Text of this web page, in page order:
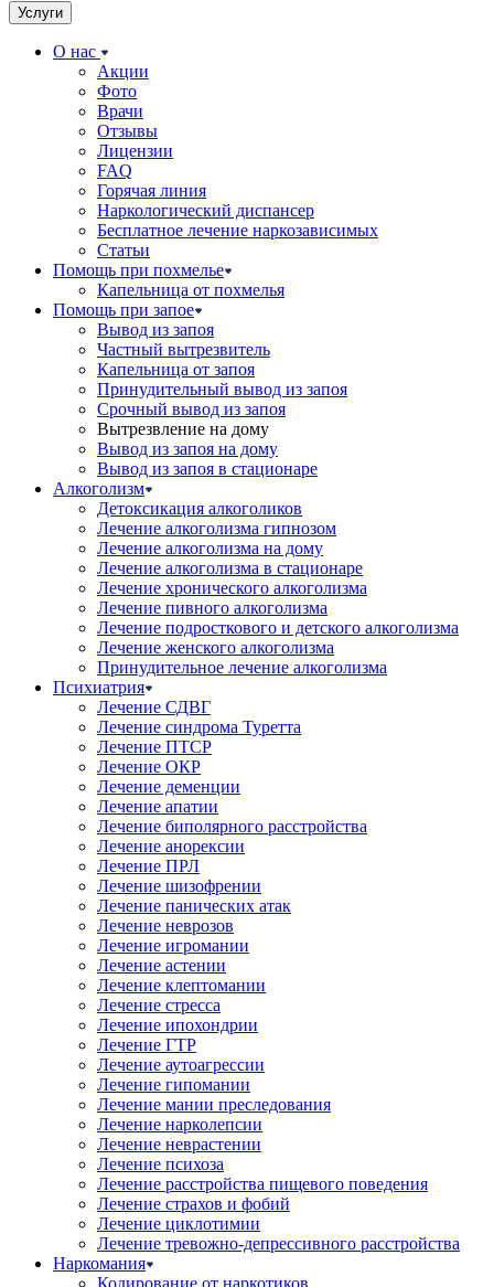
Услуги
О нас
Акции
Фото
Врачи
Отзывы
Лицензии
FAQ
Горячая линия
Наркологический диспансер
Бесплатное лечение наркозависимых
Статьи
Помощь при похмелье
Капельница от похмелья
Помощь при запое
Вывод из запоя
Частный вытрезвитель
Капельница от запоя
Принудительный вывод из запоя
Срочный вывод из запоя
Вытрезвление на дому
Вывод из запоя на дому
Вывод из запоя в стационаре
Алкоголизм
Детоксикация алкоголиков
Лечение алкоголизма гипнозом
Лечение алкоголизма на дому
Лечение алкоголизма в стационаре
Лечение хронического алкоголизма
Лечение пивного алкоголизма
Лечение подросткового и детского алкоголизма
Лечение женского алкоголизма
Принудительное лечение алкоголизма
Психиатрия
Лечение СДВГ
Лечение синдрома Туретта
Лечение ПТСР
Лечение ОКР
Лечение деменции
Лечение апатии
Лечение биполярного расстройства
Лечение анорексии
Лечение ПРЛ
Лечение шизофрении
Лечение панических атак
Лечение неврозов
Лечение игромании
Лечение астении
Лечение клептомании
Лечение стресса
Лечение ипохондрии
Лечение ГТР
Лечение аутоагрессии
Лечение гипомании
Лечение мании преследования
Лечение нарколепсии
Лечение неврастении
Лечение психоза
Лечение расстройства пищевого поведения
Лечение страхов и фобий
Лечение циклотимии
Лечение тревожно-депрессивного расстройства
Наркомания
Кодирование от наркотиков